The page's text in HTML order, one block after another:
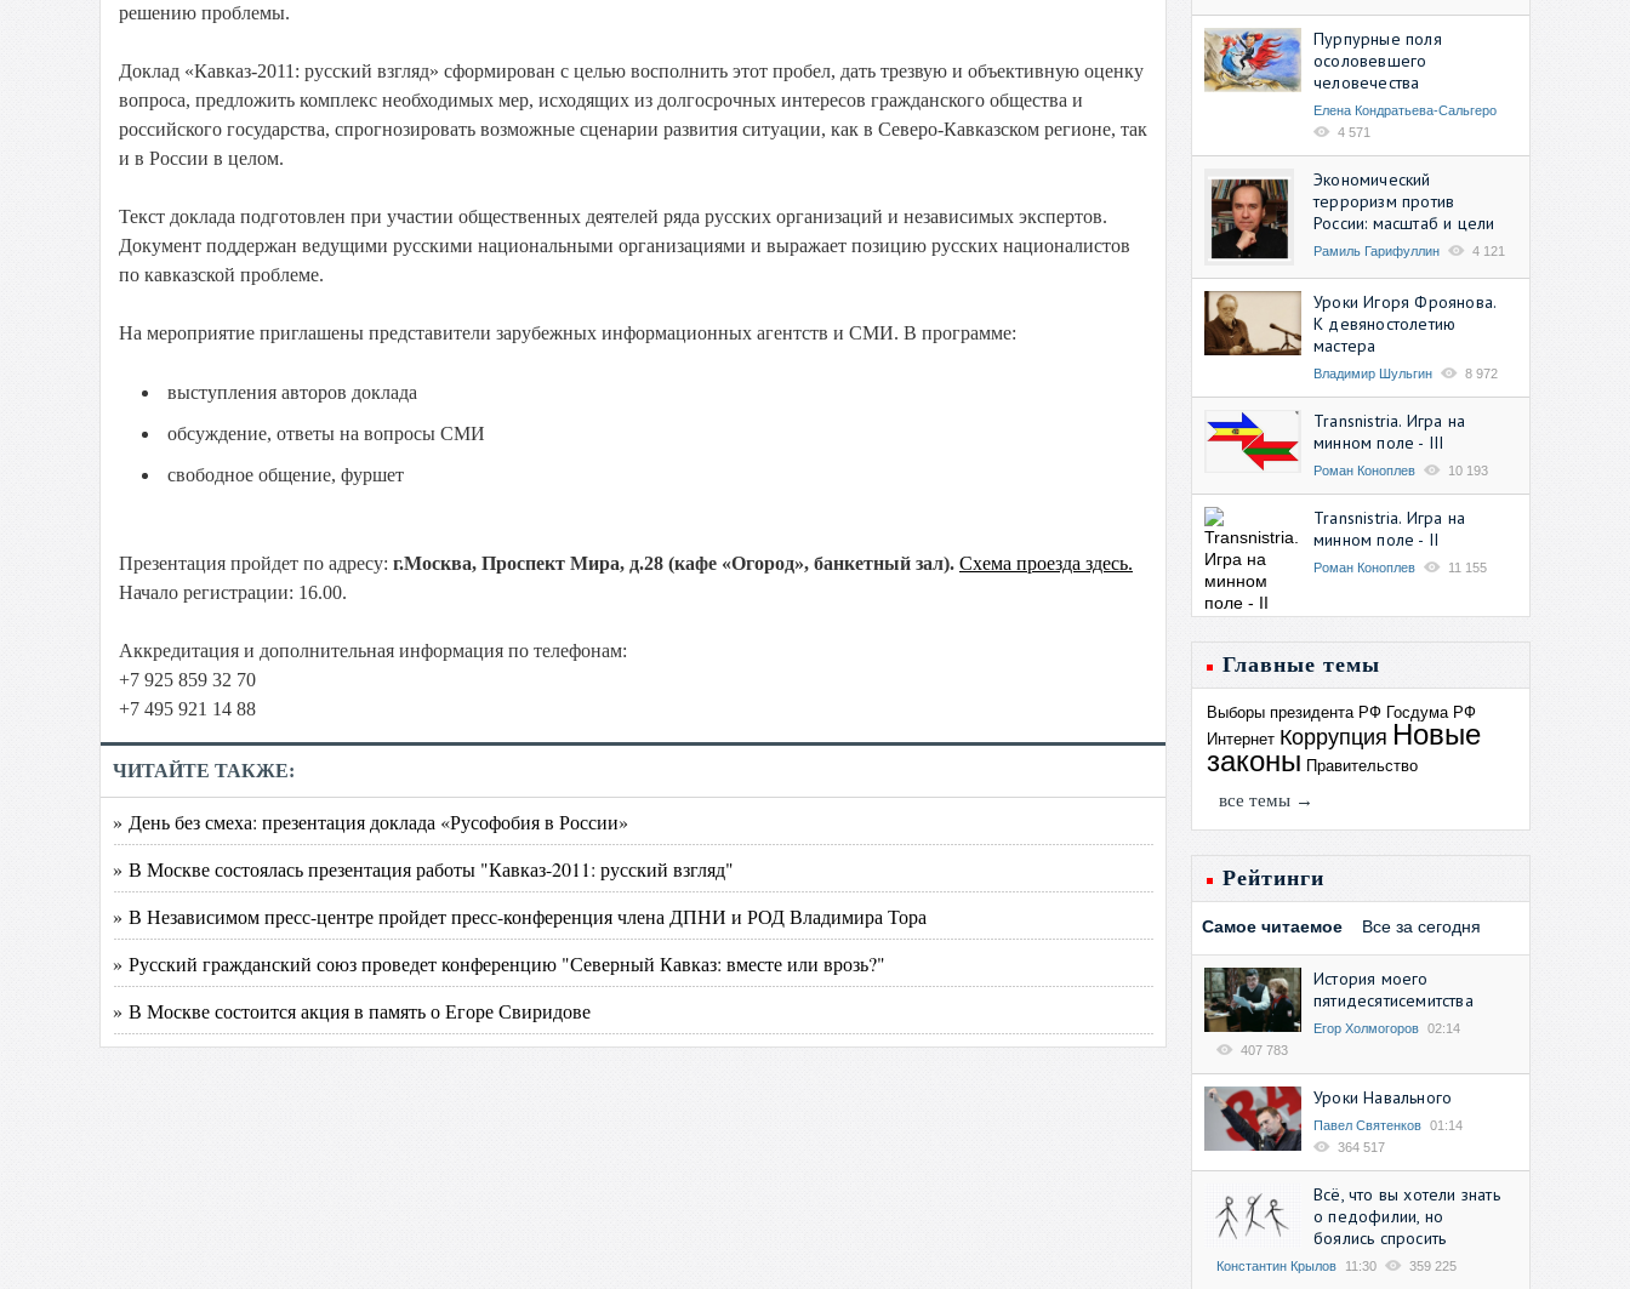
решению проблемы.
Доклад «Кавказ-2011: русский взгляд» сформирован с целью восполнить этот пробел, дать трезвую и объективную оценку
вопроса, предложить комплекс необходимых мер, исходящих из долгосрочных интересов гражданского общества и
российского государства, спрогнозировать возможные сценарии развития ситуации, как в Северо-Кавказском регионе, так
и в России в целом.
Текст доклада подготовлен при участии общественных деятелей ряда русских организаций и независимых экспертов.
Документ поддержан ведущими русскими национальными организациями и выражает позицию русских националистов
по кавказской проблеме.
На мероприятие приглашены представители зарубежных информационных агентств и СМИ. В программе:
выступления авторов доклада
обсуждение, ответы на вопросы СМИ
свободное общение, фуршет
Презентация пройдет по адресу: г.Москва, Проспект Мира, д.28 (кафе «Огород», банкетный зал). Схема проезда здесь.
Начало регистрации: 16.00.
Аккредитация и дополнительная информация по телефонам:
+7 925 859 32 70
+7 495 921 14 88
ЧИТАЙТЕ ТАКЖЕ:
» День без смеха: презентация доклада «Русофобия в России»
» В Москве состоялась презентация работы "Кавказ-2011: русский взгляд"
» В Независимом пресс-центре пройдет пресс-конференция члена ДПНИ и РОД Владимира Тора
» Русский гражданский союз проведет конференцию "Северный Кавказ: вместе или врозь?"
» В Москве состоится акция в память о Егоре Свиридове
Пурпурные поля
осоловевшего
человечества
Елена Кондратьева-Сальгеро
4 571
Экономический
терроризм против
России: масштаб и цели
Рамиль Гарифуллин 4 121
Уроки Игоря Фроянова.
К девяностолетию
мастера
Владимир Шульгин 8 972
Transnistria. Игра на
минном поле - III
Роман Коноплев 10 193
Transnistria. Игра на
минном поле - II
Роман Коноплев 11 155
Главные темы
Выборы президента РФ Госдума РФ
Интернет Коррупция Новые
законы Правительство
все темы →
Рейтинги
Самое читаемое Все за сегодня
История моего
пятидесятисемитства
Егор Холмогоров 02:14
407 783
Уроки Навального
Павел Святенков 01:14
364 517
Всё, что вы хотели знать
о педофилии, но
боялись спросить
Константин Крылов 11:30 359 225